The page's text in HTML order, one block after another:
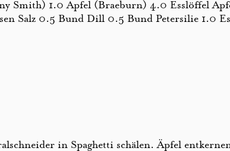
Smith) 1.0 Apfel (Braeburn) 4.0 Esslöffel
Salz 0.5 Bund Dill 0.5 Bund Petersilie 1.0
in Spaghetti schälen. Äpfel